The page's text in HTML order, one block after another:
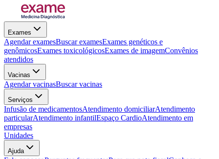
Exames
Agendar examesBuscar examesExames genéticos e
genômicosExames toxicológicosExames de imagemConvênios
atendidos
Vacinas
Agendar vacinasBuscar vacinas
Serviços
Infusão de medicamentosAtendimento domiciliarAtendimento
particularAtendimento infantilEspaço CardioAtendimento em
empresas
Unidades
Ajuda